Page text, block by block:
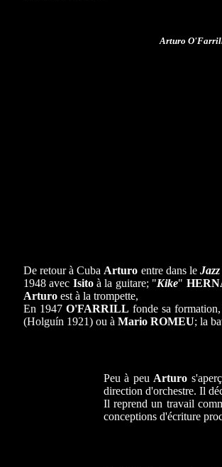
Arturo O'Farrill
De retour à Cuba Arturo entre dans le
1948 avec Isitoà la guitare; "Kike"
Arturo est à la trompette,
En 1947 O'FARRILL fonde sa
(Holguín 1921) ou à Mario ROMEU; la
Peu à peu Arturo
direction d'orchestre. Il
Il reprend un travail
conceptions d'écriture